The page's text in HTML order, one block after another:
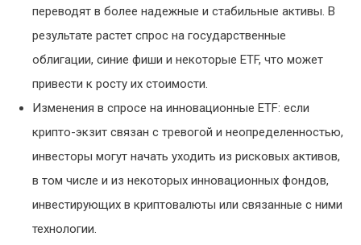
переводят в более надежные и стабильные активы. В
результате растет спрос на государственные
облигации, синие фиши и некоторые ETF, что может
привести к росту их стоимости.
Изменения в спросе на инновационные ETF: если
крипто-экзит связан с тревогой и неопределенностью,
инвесторы могут начать уходить из рисковых активов,
в том числе и из некоторых инновационных фондов,
инвестирующих в криптовалюты или связанные с ними
технологии.